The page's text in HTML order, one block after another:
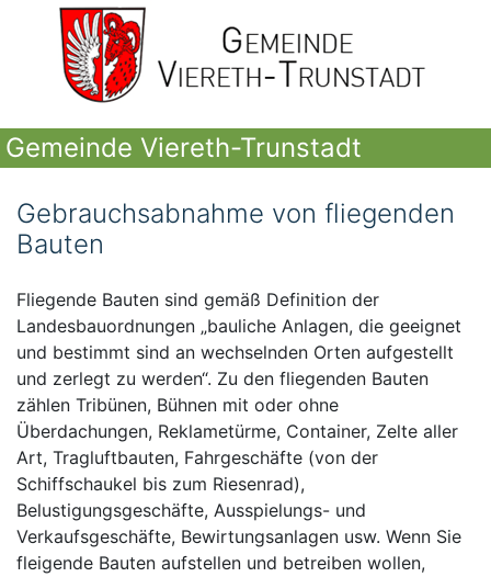
Gemeinde Viereth-Trunstadt
Gebrauchsabnahme von fliegenden
Bauten
Fliegende Bauten sind gemäß Definition der
Landesbauordnungen „bauliche Anlagen, die geeignet
und bestimmt sind an wechselnden Orten aufgestellt
und zerlegt zu werden“. Zu den fliegenden Bauten
zählen Tribünen, Bühnen mit oder ohne
Überdachungen, Reklametürme, Container, Zelte aller
Art, Tragluftbauten, Fahrgeschäfte (von der
Schiffschaukel bis zum Riesenrad),
Belustigungsgeschäfte, Ausspielungs- und
Verkaufsgeschäfte, Bewirtungsanlagen usw. Wenn Sie
fleigende Bauten aufstellen und betreiben wollen,